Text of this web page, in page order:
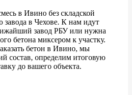
в Ивино без складской
завода в Чехове. К нам идут
завод РБУ или нужна
бетона миксером к участку.
бетон в Ивино, мы
состав, определим итоговую
до вашего объекта.